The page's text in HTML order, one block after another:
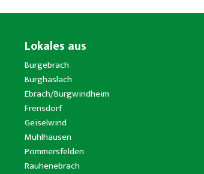
Lokales aus
Burgebrach
Burghaslach
Ebrach/Burgwindheim
Frensdorf
Geiselwind
Mühlhausen
Pommersfelden
Rauhenebrach